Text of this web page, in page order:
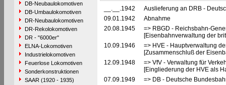
DB-Neubaulokomotiven
DB-Umbaulokomotiven
DR-Neubaulokomotiven
DR-Rekolokomotiven
DR - "6000er"
ELNA-Lokomotiven
Industrielokomotiven
Feuerlose Lokomotiven
Sonderkonstruktionen
SAAR (1920 - 1935)
__.__.1942
Auslieferung an DRB -
09.01.1942
Abnahme
20.08.1945
=> RBGD - Reichsbahn-
[Eisenbahnverwaltung der
10.09.1946
=> HVE - Hauptverwaltung
[Zusammenschluß der
12.09.1948
=> VfV - Verwaltung für
[Eingliederung der HVE als
07.09.1949
=> DB - Deutsche